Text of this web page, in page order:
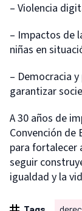
– Violencia
– Impactos de
niñas en
– Democracia
garantizar
A 30 años de
Convención de
para fortalecer
seguir
igualdad y la